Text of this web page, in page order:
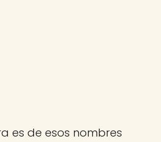
es de esos nombres